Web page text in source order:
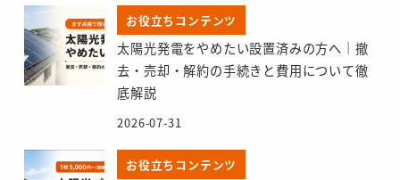
お役立ちコンテンツ
太陽光発電をやめたい設置済みの方へ｜撤
去・売却・解約の手続きと費用について徹
底解説
2026-07-31
お役立ちコンテンツ